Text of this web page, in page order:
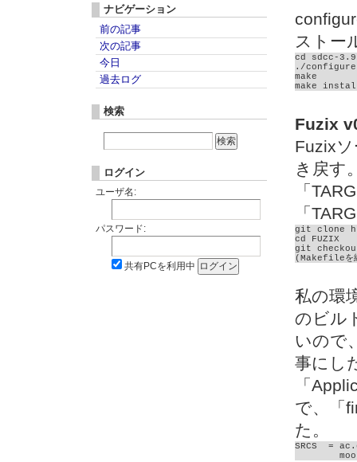
ストー
cd sdcc-
./
make
make
Fuzix
Fuzix
き戻す
「
「
git clone
cd FUZIX
git checkout
(Makefileを
私の環
のビル
いので
事にし
「
で、「
た。
SRCS  =
ナビゲーション
前の記事
次の記事
今日
過去ログ
検索
ログイン
ユーザ名:
パスワード:
共有PCを利用中